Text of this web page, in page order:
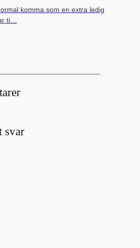
komma som en extra ledig
ti…
svar